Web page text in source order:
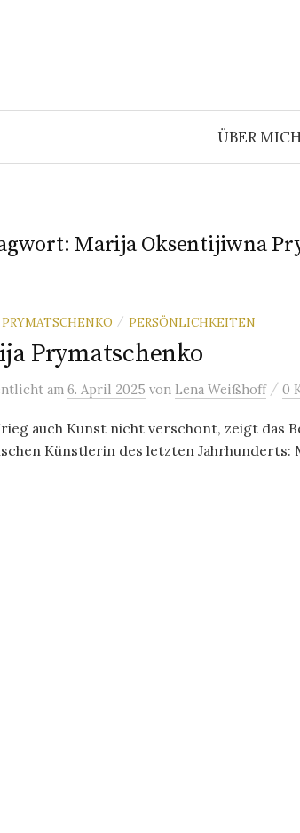
ÜBER MICH
Marija Oksentijiwna
/ PERSÖNLICHKEITEN
Prymatschenko
am 6. April 2025 von Lena Weißhoff / 0
auch Kunst nicht verschont, zeigt das
Künstlerin des letzten Jahrhunderts: